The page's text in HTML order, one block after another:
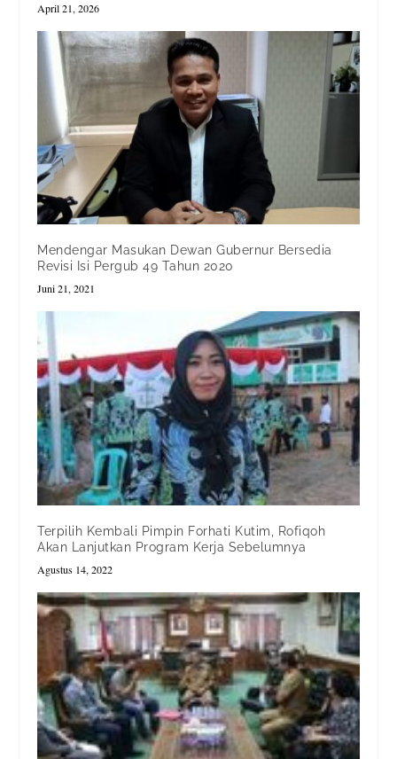
April 21, 2026
Mendengar Masukan Dewan Gubernur Bersedia
Revisi Isi Pergub 49 Tahun 2020
Juni 21, 2021
Terpilih Kembali Pimpin Forhati Kutim, Rofiqoh
Akan Lanjutkan Program Kerja Sebelumnya
Agustus 14, 2022